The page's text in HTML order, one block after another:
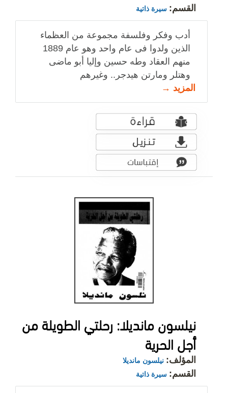
القسم: سيرة ذاتية
أدب وفكر وفلسفة مجموعة من العظماء
الذين ولدوا فى عام واحد وهو عام 1889
منهم العقاد وطه حسين وإليا أبو ماضى
وهتلر ومارتن هيدجر.. وغيرهم
المزيد →
نيلسون مانديلا: رحلتي الطويلة من
أجل الحرية
المؤلف: نيلسون مانديلا
القسم: سيرة ذاتية